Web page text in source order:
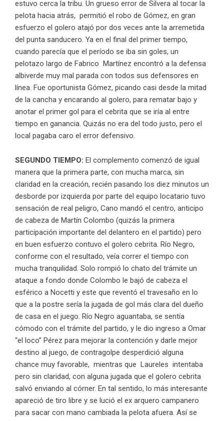
estuvo cerca la tribu. Un grueso error de Silvera al tocar la
pelota hacia atrás, permitió el robo de Gómez, en gran
esfuerzo el golero atajó por dos veces ante la arremetida
del punta sanducero. Ya en el final del primer tiempo,
cuando parecía que el período se iba sin goles, un
pelotazo largo de Fabrico Martínez encontró a la defensa
albiverde muy mal parada con todos sus defensores en
línea. Fue oportunista Gómez, picando casi desde la mitad
de la cancha y encarando al golero, para rematar bajo y
anotar el primer gol para el cebrita que se iría al entre
tiempo en ganancia. Quizás no era del todo justo, pero el
local pagaba caro el error defensivo.
SEGUNDO TIEMPO: El complemento comenzó de igual
manera que la primera parte, con mucha marca, sin
claridad en la creación, recién pasando los diez minutos un
desborde por izquierda por parte del equipo locatario tuvo
sensación de real peligro, Cano mandó el centro, anticipo
de cabeza de Martín Colombo (quizás la primera
participación importante del delantero en el partido) pero
en buen esfuerzo contuvo el golero cebrita. Río Negro,
conforme con el resultado, veía correr el tiempo con
mucha tranquilidad. Solo rompió lo chato del trámite un
ataque a fondo donde Colombo le bajó de cabeza el
esférico a Nocetti y este que reventó el travesaño en lo
que a la postre sería la jugada de gol más clara del dueño
de casa en el juego. Río Negro aguantaba, se sentía
cómodo con el trámite del partido, y le dio ingreso a Omar
“el loco” Pérez para mejorar la contención y darle mejor
destino al juego, de contragolpe desperdició alguna
chance muy favorable, mientras que Laureles intentaba
pero sin claridad, con alguna jugada que el golero cebrita
salvó enviando al córner. En tal sentido, lo más interesante
apareció de tiro libre y se lució el ex arquero campanero
para sacar con mano cambiada la pelota afuera. Así se